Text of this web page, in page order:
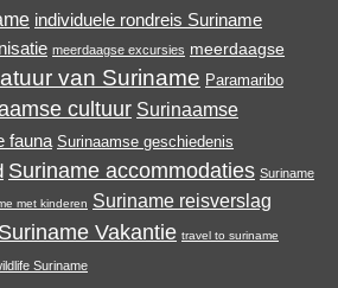
individuele rondreis Suriname
meerdaagse excursies meerdaagse
van Suriname Paramaribo
cultuur Surinaamse
fauna Surinaamse geschiedenis
Suriname accommodaties Suriname
met kinderen Suriname reisverslag
Suriname Vakantie travel to suriname
Suriname